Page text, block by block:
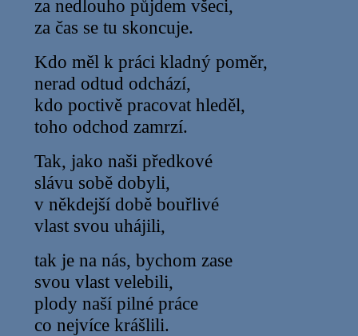
za nedlouho půjdem všeci,
za čas se tu skoncuje.
Kdo měl k práci kladný poměr,
nerad odtud odchází,
kdo poctivě pracovat hleděl,
toho odchod zamrzí.
Tak, jako naši předkové
slávu sobě dobyli,
v někdejší době bouřlivé
vlast svou uhájili,
tak je na nás, bychom zase
svou vlast velebili,
plody naší pilné práce
co nejvíce krášlili.